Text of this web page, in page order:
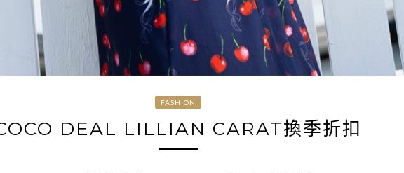
FASHION
DEAL LILLIAN CARAT換季折扣